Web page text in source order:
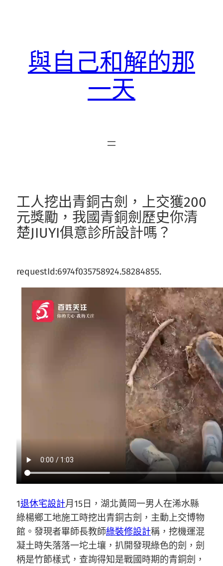
與自己和解的那
一天
工人挖出青銅古劍，上交獲200
元獎勵，我國青銅劍歷史你清
楚JIUYI俱意診所設計嗎？
requestId:6974f035758924.58284855.
1退休宅設計月15日，湖北黃岡一男人在浠水縣
綠楊鄉工地施工時挖出青銅古劍，主動上交博物
館。發現者畢師長教師綠裝修設計稱，挖機運混
凝土時失落落一坨土壤，扒開發現綠色的劍，劍
柄是竹節樣式，查詢得知是戰國時期的青銅劍，